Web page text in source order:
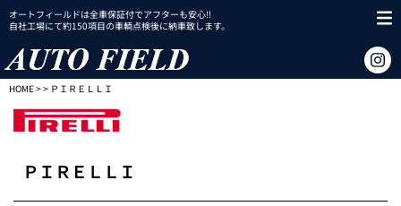
オートフィールドは全車保証付でアフターも安心!!
自社工場にて約150項目の車輌点検後に納車致します。
HOME> > ＰＩＲＥＬＬＩ
ＰＩＲＥＬＬＩ